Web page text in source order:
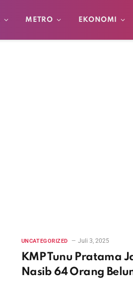
METRO EKONOMI
UNCATEGORIZED Juli 3, 2025
KMP Tunu Pratama
Nasib 64 Orang